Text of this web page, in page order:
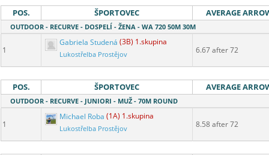
POS. ŠPORTOVEC AVERAGE
OUTDOOR - RECURVE - DOSPELÍ - ŽENA - WA 720 50M 30M
1
Gabriela Studená (3B) 1.skupina
Lukostřelba Prostějov 6.67 after 72
POS. ŠPORTOVEC AVERAGE
OUTDOOR - RECURVE - JUNIORI - MUŽ - 70M ROUND
1
Michael Roba (1A) 1.skupina
Lukostřelba Prostějov 8.58 after 72